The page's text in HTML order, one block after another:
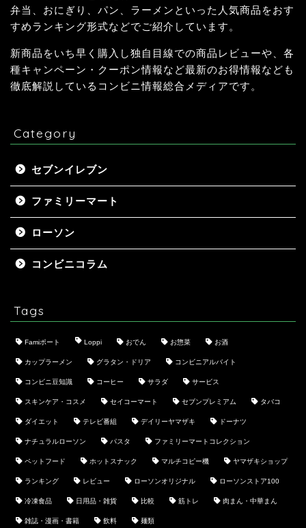
弁当、おにぎり、パン、ラーメンといった人気商品をおす
すめランキング形式などでご紹介しています。
新商品をいち早く購入し独自目線での商品レビューや、各
種キャンペーン・クーポン情報など最新のお得情報なども
徹底解説しているコンビニ情報総合メディアです。
Category
セブンイレブン
ファミリーマート
ローソン
コンビニコラム
Tags
Famiポート Loppi おでん お惣菜 お酒
カップラーメン グラタン・ドリア コンビニアルバイト
コンビニ豆知識 コーヒー サラダ サービス
スキンケア・コスメ セイコーマート セブンプレミアム タバコ
ダイエット テレビ番組 デイリーヤマザキ ドーナツ
ナチュラルローソン パスタ ファミリーマートコレクション
ペットフード ホットスナック マルチコピー機 ヤマザキショップ
ランキング レビュー ローソンオリジナル ローソンストア100
冷凍食品 日用品・雑貨 比較 筋トレ 肉まん・中華まん
雑誌・漫画・書籍 飲料 麺類